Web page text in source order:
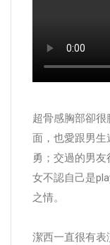
超骨感胸部卻
面，也愛跟男生
勇；交過的男
女不認自己是
之情。
潔西一直很有表